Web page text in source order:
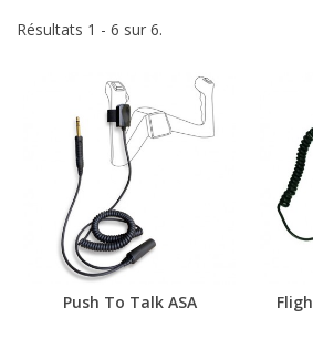
Résultats 1 - 6 sur 6.
Push To Talk ASA